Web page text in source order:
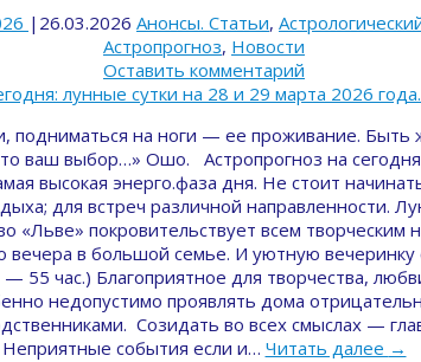
| 26.03.2026 Анонсы. Статьи,
Астропрогноз, Новости
Оставить комментарий
подниматься на ноги — ее проживание. Быть
ваш выбор…» Ошо. Астропрогноз на
высокая энерго.фаза дня. Не стоит
для встреч различной направленности.
«Льве» покровительствует всем творческим
в большой семье. И уютную
55 час.) Благоприятное для творчества,
недопустимо проявлять дома
Созидать во всех смыслах —
Неприятные события если и… Читать далее →